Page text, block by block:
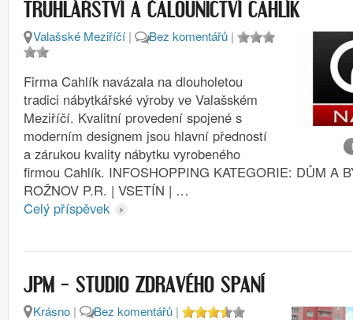
TRUHLÁŘSTVÍ A ČALOUNICTVÍ CAHLÍK
Valašské Meziříčí| Bez komentářů |
Firma Cahlík navázala na dlouholetou
tradici nábytkářské výroby ve Valašském
Meziříčí. Kvalitní provedení spojené s
moderním designem jsou hlavní předností
a zárukou kvality nábytku vyrobeného
firmou Cahlík. INFOSHOPPING KATEGORIE: DŮM A
ROŽNOV P.R. | VSETÍN | …
Celý příspěvek
JPM – STUDIO ZDRAVÉHO SPANÍ
Krásno | Bez komentářů |